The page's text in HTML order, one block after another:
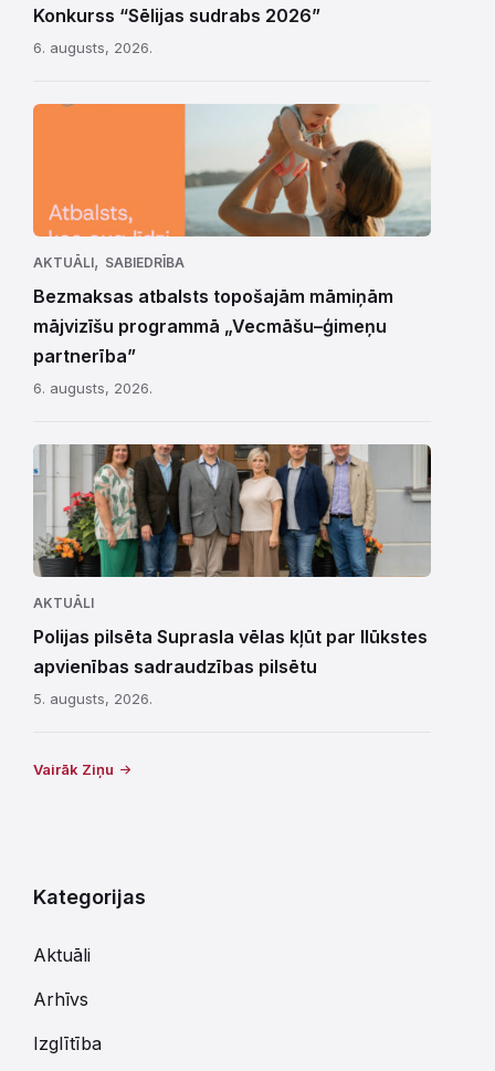
Konkurss “Sēlijas sudrabs 2026”
6. augusts, 2026.
AKTUĀLI, SABIEDRĪBA
Bezmaksas atbalsts topošajām māmiņām
mājvizīšu programmā „Vecmāšu–ģimeņu
partnerība”
6. augusts, 2026.
AKTUĀLI
Polijas pilsēta Suprasla vēlas kļūt par Ilūkstes
apvienības sadraudzības pilsētu
5. augusts, 2026.
Vairāk Ziņu
Kategorijas
Aktuāli
Arhīvs
Izglītība